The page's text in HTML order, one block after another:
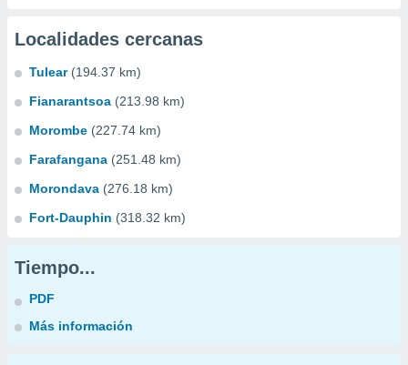
Localidades cercanas
Tulear (194.37 km)
Fianarantsoa (213.98 km)
Morombe (227.74 km)
Farafangana (251.48 km)
Morondava (276.18 km)
Fort-Dauphin (318.32 km)
Tiempo...
PDF
Más información